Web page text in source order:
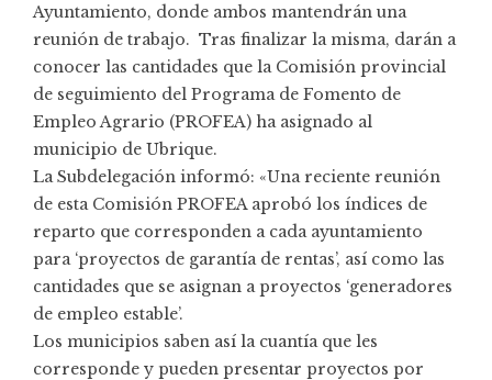
Ayuntamiento, donde ambos mantendrán una
reunión de trabajo. Tras finalizar la misma, darán a
conocer las cantidades que la Comisión provincial
de seguimiento del Programa de Fomento de
Empleo Agrario (PROFEA) ha asignado al
municipio de Ubrique.
La Subdelegación informó: «Una reciente reunión
de esta Comisión PROFEA aprobó los índices de
reparto que corresponden a cada ayuntamiento
para ‘proyectos de garantía de rentas’, así como las
cantidades que se asignan a proyectos ‘generadores
de empleo estable’.
Los municipios saben así la cuantía que les
corresponde y pueden presentar proyectos por